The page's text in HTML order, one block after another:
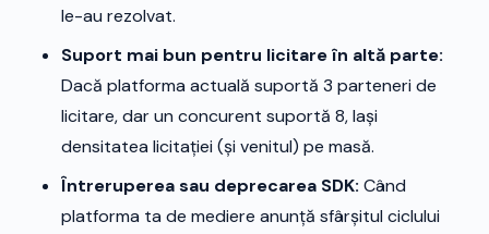
le-au rezolvat.
Suport mai bun pentru licitare în altă parte:
Dacă platforma actuală suportă 3 parteneri de
licitare, dar un concurent suportă 8, lași
densitatea licitației (și venitul) pe masă.
Întreruperea sau deprecarea SDK: Când
platforma ta de mediere anunță sfârșitul ciclului